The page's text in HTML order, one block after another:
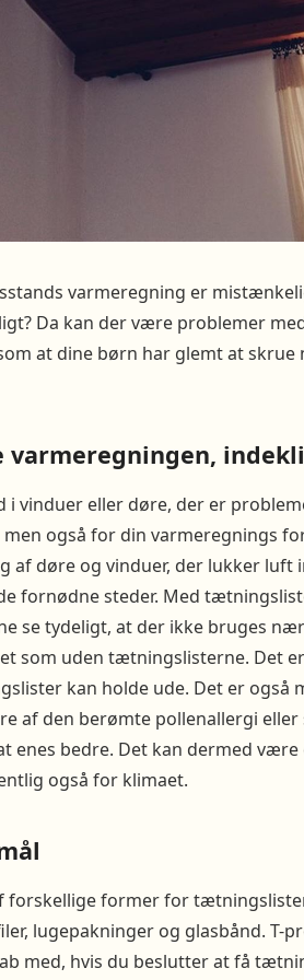
varmeregning er
Da kan der være problemer
at dine børn har glemt at
i vinduer eller døre, der er
også for din varmeregnings
af døre og vinduer, der lukker luft
fornødne steder. Med
se tydeligt, at der ikke bruges
som uden tætningslisterne. Det
kan holde ude. Det er også
af den berømte pollenallergi
enes bedre. Det kan dermed
også for klimaet.
forskellige former for
lugepakninger og glasbånd. T-
med, hvis du beslutter at få